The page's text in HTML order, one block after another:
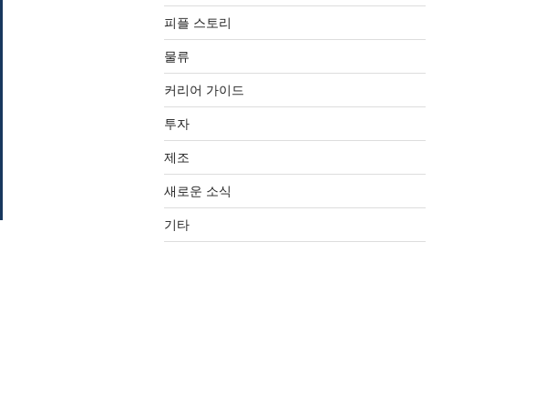
피플 스토리
물류
커리어 가이드
투자
제조
새로운 소식
기타